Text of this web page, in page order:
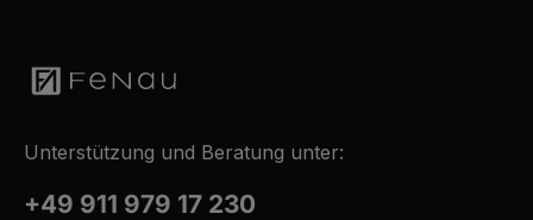
Unterstützung und Beratung unter:
+49 911 979 17 230